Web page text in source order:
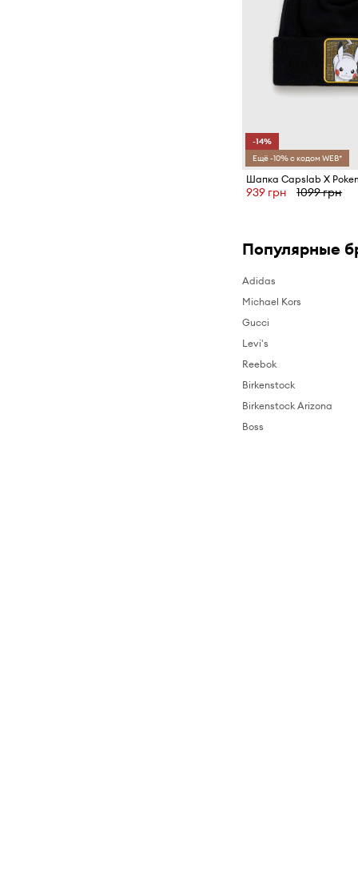
-14%
Ещё -10% с кодом WEB*
Шапка Capslab X
939 грн 1099 грн
Популярные
Adidas
Michael Kors
Gucci
Levi's
Reebok
Birkenstock
Birkenstock Arizona
Boss